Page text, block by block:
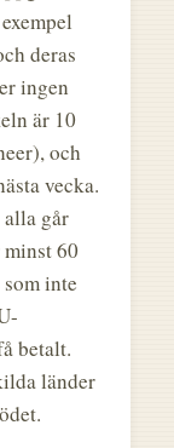
deras
ingen
är 10
och
vecka.
går
60
inte
betalt.
länder